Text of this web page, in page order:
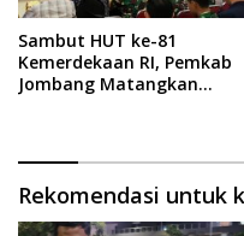
Sambut HUT ke-81
Kemerdekaan RI, Pemkab
Jombang Matangkan
Rekomendasi untuk